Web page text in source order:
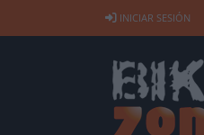
INICIAR SESIÓN